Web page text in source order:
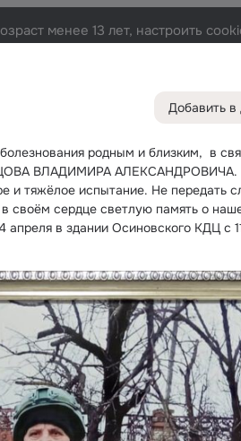
Добавить в
родным и близким,  в
ВЛАДИМИРА АЛЕКСАНДРОВИЧА.
и тяжёлое испытание. Не передать
своём сердце светлую память о
апреля в здании Осиновского КДЦ с
менее 13 лет, настроить
С